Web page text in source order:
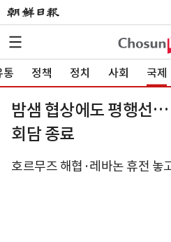
통 정책 정치 사회 국제
밤샘 협상에도 평행선
회담 종료
호르무즈 해협·레바논 휴전 놓